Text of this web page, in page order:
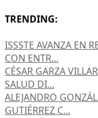
TRENDING:
ISSSTE AVANZA EN
CON ENTR...
CÉSAR GARZA
SALUD DI...
ALEJANDRO
GUTIÉRREZ C...